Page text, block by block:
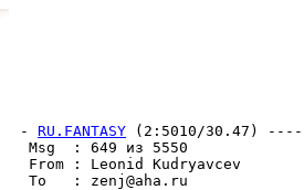
- RU.FANTASY (2:5010/30.47)
Msg  : 649 из 5550
From : Leonid Kudryavcev
To   : zenj@aha.ru